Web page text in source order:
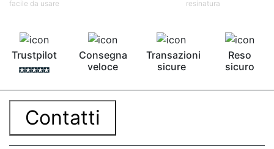
facile da usare
resinatura
Trustpilot
Consegna
veloce
Transazioni
sicure
Reso
sicuro
Contatti